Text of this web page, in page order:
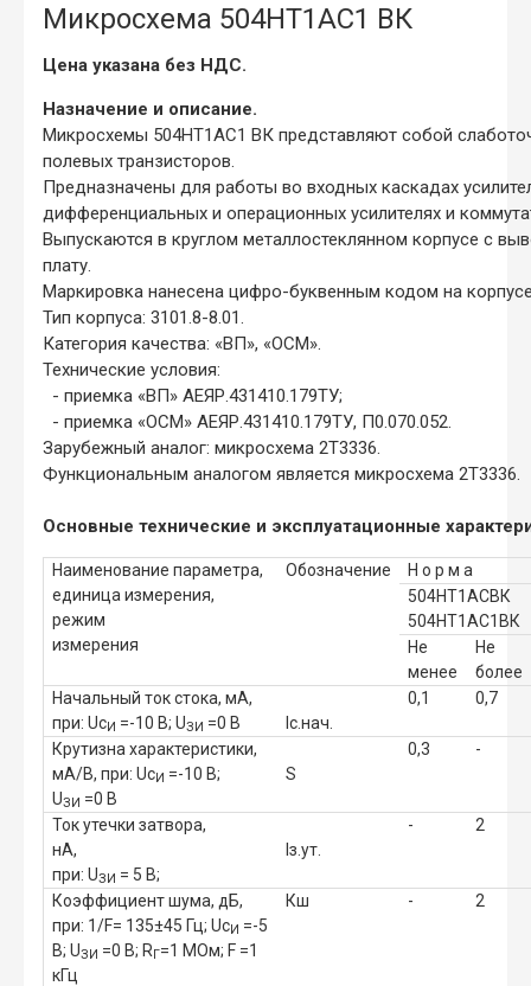
Микросхема 504НТ1АС1 ВК
Цена указана без НДС.
Назначение и описание.
Микросхемы 504НТ1АС1 ВК представляют собой
полевых транзисторов.
Предназначены для работы во входных каскадах
дифференциальных и операционных усилителях и
Выпускаются в круглом металлостеклянном корпусе с
плату.
Маркировка нанесена цифро-буквенным кодом на
Тип корпуса: 3101.8-8.01.
Категория качества: «ВП», «ОСМ».
Технические условия:
- приемка «ВП» АЕЯР.431410.179ТУ;
- приемка «ОСМ» АЕЯР.431410.179ТУ, П0.070.052.
Зарубежный аналог: микросхема 2Т3336.
Функциональным аналогом является микросхема 2Т3336.
Основные технические и эксплуатационные
Наименование параметра,
единица измерения,
режим
измерения
Обозначение
Н о р м а
504НТ1АСВК
504НТ1АС1ВК
Не
менее
Не
более
Начальный ток стока, мА,
при: UcИ =-10 В; UЗИ =0 В Ic.нач.
0,1 0,7
Крутизна характеристики,
мА/В, при: UcИ =-10 В;
UЗИ =0 В
S
0,3 -
Ток утечки затвора,
нА,
при: UЗИ = 5 В;
Iз.ут.
- 2
Коэффициент шума, дБ,
при: 1/F= 135±45 Гц; UcИ =-5
В; UЗИ =0 В; R Г=1 МОм; F =1
кГц
Кш - 2